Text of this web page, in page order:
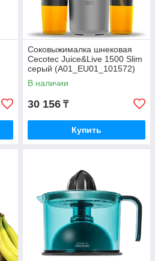
Соковыжималка шнековая
Cecotec Juice&Live 1500 Slim
серый (A01_EU01_101572)
В наличии
30 156 ₸
Купить